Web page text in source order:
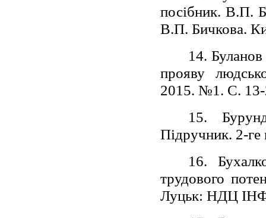
посібник. В.П.
В.П. Бичкова.
14.
прояву
2015. №1. С.
15.
Підручник. 2-ге
16.
трудового
Луцьк: НДЦ